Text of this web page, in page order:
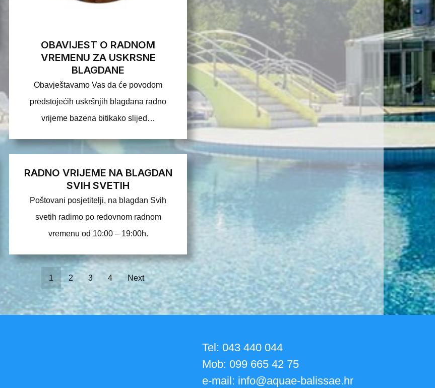
OBAVIJEST O RADNOM
VREMENU ZA USKRSNE
BLAGDANE
Obavještavamo Vas da će povodom
predstojećih uskršnjih blagdana radno
vrijeme bazena bitikako slijed…
RADNO VRIJEME NA BLAGDAN
SVIH SVETIH
Poštovani posjetitelji, na blagdan Svih
svetih radimo po redovnom radnom
vremenu od 10:00 – 19:00h.
1 2 3 4 Next
Tel: 043 440 044
Mob: 099 665 42 75
e-mail: info@aquae-balissae.hr